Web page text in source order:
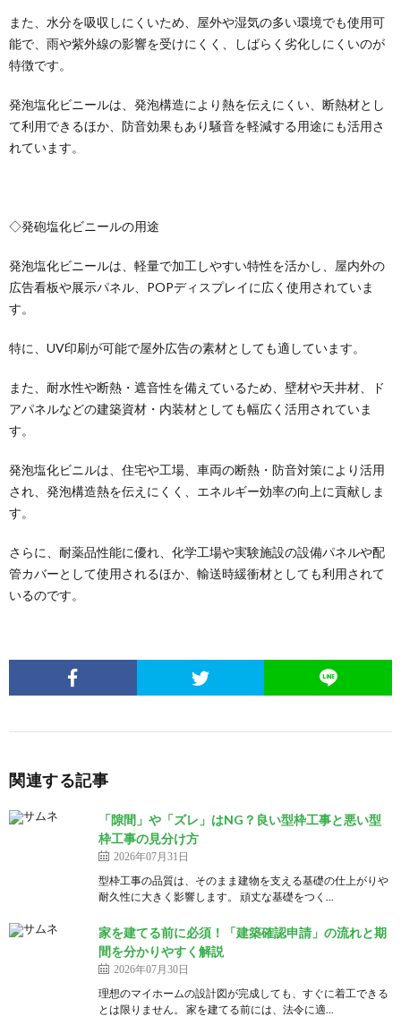
また、水分を吸収しにくいため、屋外や湿気の多い環境でも使用可
能で、雨や紫外線の影響を受けにくく、しばらく劣化しにくいのが
特徴です。
発泡塩化ビニールは、発泡構造により熱を伝えにくい、断熱材とし
て利用できるほか、防音効果もあり騒音を軽減する用途にも活用さ
れています。
◇発砲塩化ビニールの用途
発泡塩化ビニールは、軽量で加工しやすい特性を活かし、屋内外の
広告看板や展示パネル、POPディスプレイに広く使用されていま
す。
特に、UV印刷が可能で屋外広告の素材としても適しています。
また、耐水性や断熱・遮音性を備えているため、壁材や天井材、ド
アパネルなどの建築資材・内装材としても幅広く活用されていま
す。
発泡塩化ビニルは、住宅や工場、車両の断熱・防音対策により活用
され、発泡構造熱を伝えにくく、エネルギー効率の向上に貢献しま
す。
さらに、耐薬品性能に優れ、化学工場や実験施設の設備パネルや配
管カバーとして使用されるほか、輸送時緩衝材としても利用されて
いるのです。
関連する記事
「隙間」や「ズレ」はNG？良い型枠工事と悪い型
枠工事の見分け方
2026年07月31日
型枠工事の品質は、そのまま建物を支える基礎の仕上がりや
耐久性に大きく影響します。 頑丈な基礎をつく...
家を建てる前に必須！「建築確認申請」の流れと期
間を分かりやすく解説
2026年07月30日
理想のマイホームの設計図が完成しても、すぐに着工できる
とは限りません。 家を建てる前には、法令に適...